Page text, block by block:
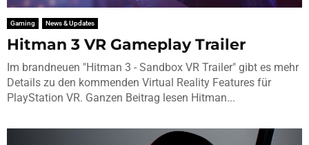
Gaming News & Updates
Hitman 3 VR Gameplay Trailer
Im brandneuen "Hitman 3 - Sandbox VR Trailer" gibt es mehr
Details zu den kommenden Virtual Reality Features für
PlayStation VR. Ganzen Beitrag lesen Hitman...